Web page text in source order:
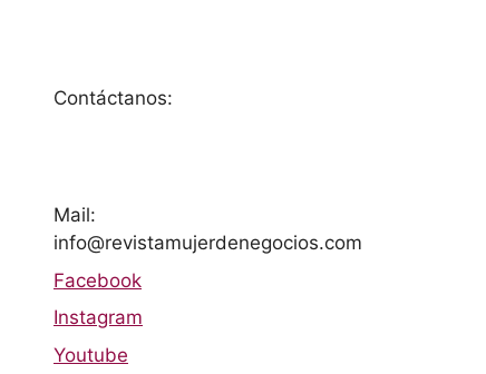
Contáctanos:
Mail:
info@revistamujerdenegocios.com
Facebook
Instagram
Youtube